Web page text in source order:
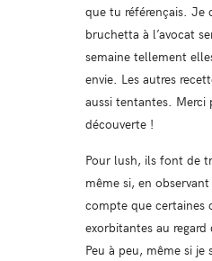
que tu référençais. Je
bruchetta à l’avocat
semaine tellement
envie. Les autres
aussi tentantes. Merci
découverte !
Pour lush, ils font de
même si, en
compte que certaines
exorbitantes au regard
Peu à peu, même si je